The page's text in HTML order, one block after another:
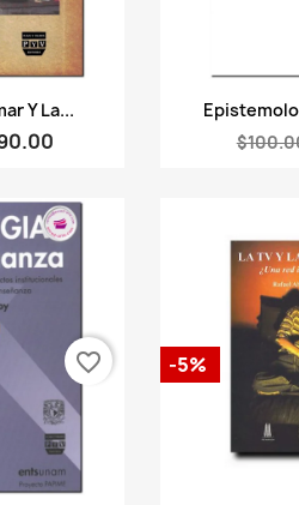
Y La...

favorite_border -5%